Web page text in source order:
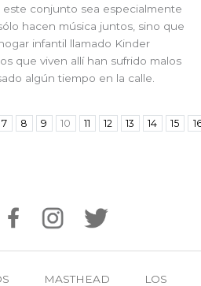
conjunto sea especialmente
hacen música juntos, sino que
infantil llamado Kinder
que viven allí han sufrido malos
algún tiempo en la calle.
7 8 9 10 11 12 13 14 15
MASTHEAD
LOS